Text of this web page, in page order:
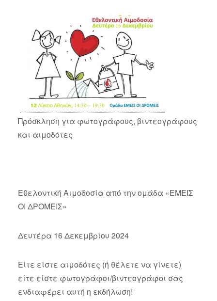
Πρόσκληση για φωτογράφους, βιντεογράφους
και αιμοδότες
Εθελοντική Αιμοδοσία από την ομάδα «ΕΜΕΙΣ
ΟΙ ΔΡΟΜΕΙΣ»
Δευτέρα 16 Δεκεμβρίου 2024
Είτε είστε αιμοδότες (ή θέλετε να γίνετε)
είτε είστε φωτογράφοι/βιντεογράφοι σας
ενδιαφέρει αυτή η εκδήλωση!